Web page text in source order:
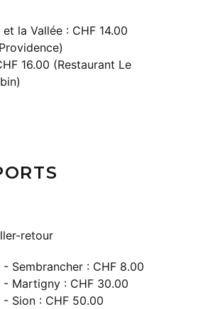
la Vallée : CHF 14.00
16.00 (Restaurant Le
retour
- Sembrancher : CHF 8.00
- Martigny : CHF 30.00
- Sion : CHF 50.00